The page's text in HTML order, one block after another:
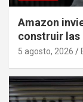
Amazon
construir
5 agosto, 2026